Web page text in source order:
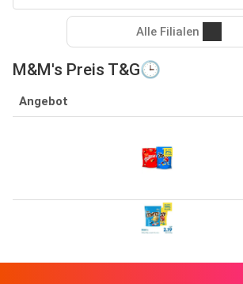
Alle Filialen
M&M's Preis T&G🕒
Angebot